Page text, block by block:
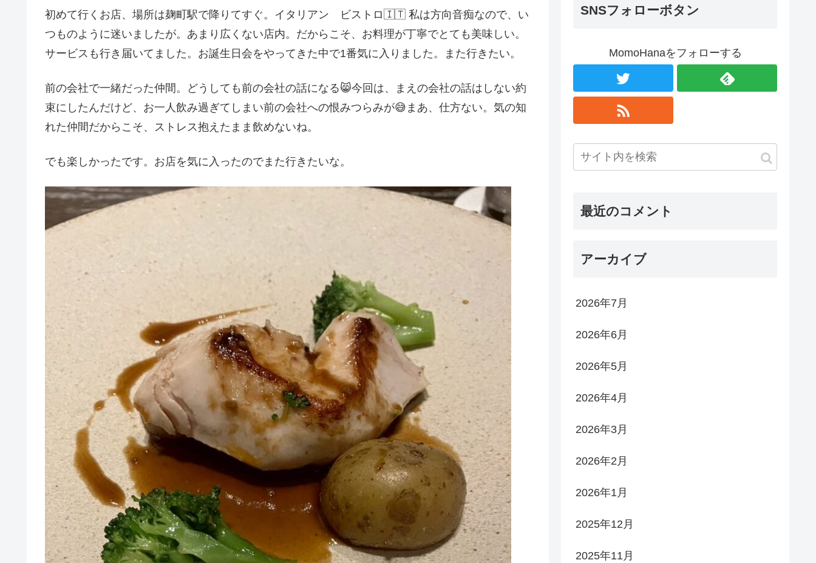
初めて行くお店、場所は麹町駅で降りてすぐ。イタリアン ビストロ🇮🇹 私は方向音痴なので、い
つものように迷いましたが。あまり広くない店内。だからこそ、お料理が丁寧でとても美味しい。
サービスも行き届いてました。お誕生日会をやってきた中で1番気に入りました。また行きたい。
前の会社で一緒だった仲間。どうしても前の会社の話になる😸今回は、まえの会社の話はしない約
束にしたんだけど、お一人飲み過ぎてしまい前の会社への恨みつらみが😅まあ、仕方ない。気の知
れた仲間だからこそ、ストレス抱えたまま飲めないね。
でも楽しかったです。お店を気に入ったのでまた行きたいな。
SNSフォローボタン
MomoHanaをフォローする
最近のコメント
アーカイブ
2026年7月
2026年6月
2026年5月
2026年4月
2026年3月
2026年2月
2026年1月
2025年12月
2025年11月